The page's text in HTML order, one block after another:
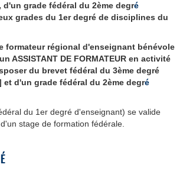
grade fédéral du 2ème degré
grades du 1er degré de disciplines du
formateur régional d'enseignant bénévole
ASSISTANT DE FORMATEUR en activité
du brevet fédéral du 3ème degré
et d'un grade fédéral du 2ème degré
du 1er degré d'enseignant) se valide
stage de formation fédérale.